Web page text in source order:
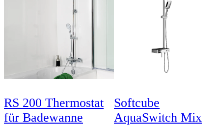
RS 200 Thermostat
für Badewanne
Softcube
AquaSwitch Mix